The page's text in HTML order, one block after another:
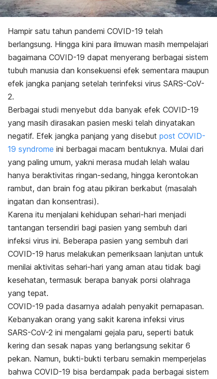
Hampir satu tahun pandemi COVID-19 telah
berlangsung. Hingga kini para ilmuwan masih mempelajari
bagaimana COVID-19 dapat menyerang berbagai sistem
tubuh manusia dan konsekuensi efek sementara maupun
efek jangka panjang setelah terinfeksi virus SARS-CoV-
2.
Berbagai studi menyebut dda banyak efek COVID-19
yang masih dirasakan pasien meski telah dinyatakan
negatif. Efek jangka panjang yang disebut post COVID-
19 syndrome ini berbagai macam bentuknya. Mulai dari
yang paling umum, yakni merasa mudah lelah walau
hanya beraktivitas ringan-sedang, hingga kerontokan
rambut, dan brain fog atau pikiran berkabut (masalah
ingatan dan konsentrasi).
Karena itu menjalani kehidupan sehari-hari menjadi
tantangan tersendiri bagi pasien yang sembuh dari
infeksi virus ini. Beberapa pasien yang sembuh dari
COVID-19 harus melakukan pemeriksaan lanjutan untuk
menilai aktivitas sehari-hari yang aman atau tidak bagi
kesehatan, termasuk berapa banyak porsi olahraga
yang tepat.
COVID-19 pada dasarnya adalah penyakit pernapasan.
Kebanyakan orang yang sakit karena infeksi virus
SARS-CoV-2 ini mengalami gejala paru, seperti batuk
kering dan sesak napas yang berlangsung sekitar 6
pekan. Namun, bukti-bukti terbaru semakin memperjelas
bahwa COVID-19 bisa berdampak pada berbagai sistem